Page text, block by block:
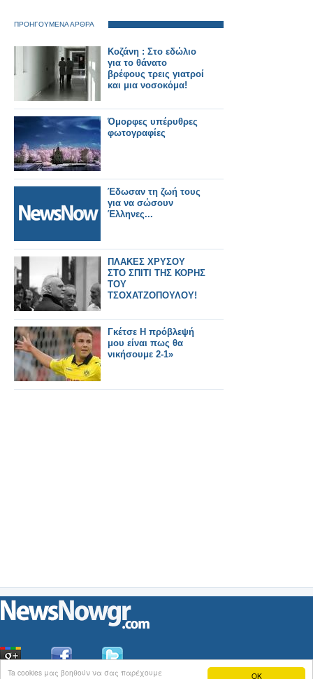
OK
Ta cookies μας βοηθούν να σας παρέχουμε
ΠΡΟΗΓΟΥΜΕΝΑ ΑΡΘΡΑ
Κοζάνη : Στο εδώλιο
για το θάνατο
βρέφους τρεις γιατροί
και μια νοσοκόμα!
Όμορφες υπέρυθρες
φωτογραφίες
Έδωσαν τη ζωή τους
για να σώσουν
Έλληνες...
ΠΛΑΚΕΣ ΧΡΥΣΟΥ
ΣΤΟ ΣΠΙΤΙ ΤΗΣ ΚΟΡΗΣ
ΤΟΥ
ΤΣΟΧΑΤΖΟΠΟΥΛΟΥ!
Γκέτσε Η πρόβλεψή
μου είναι πως θα
νικήσουμε 2-1»